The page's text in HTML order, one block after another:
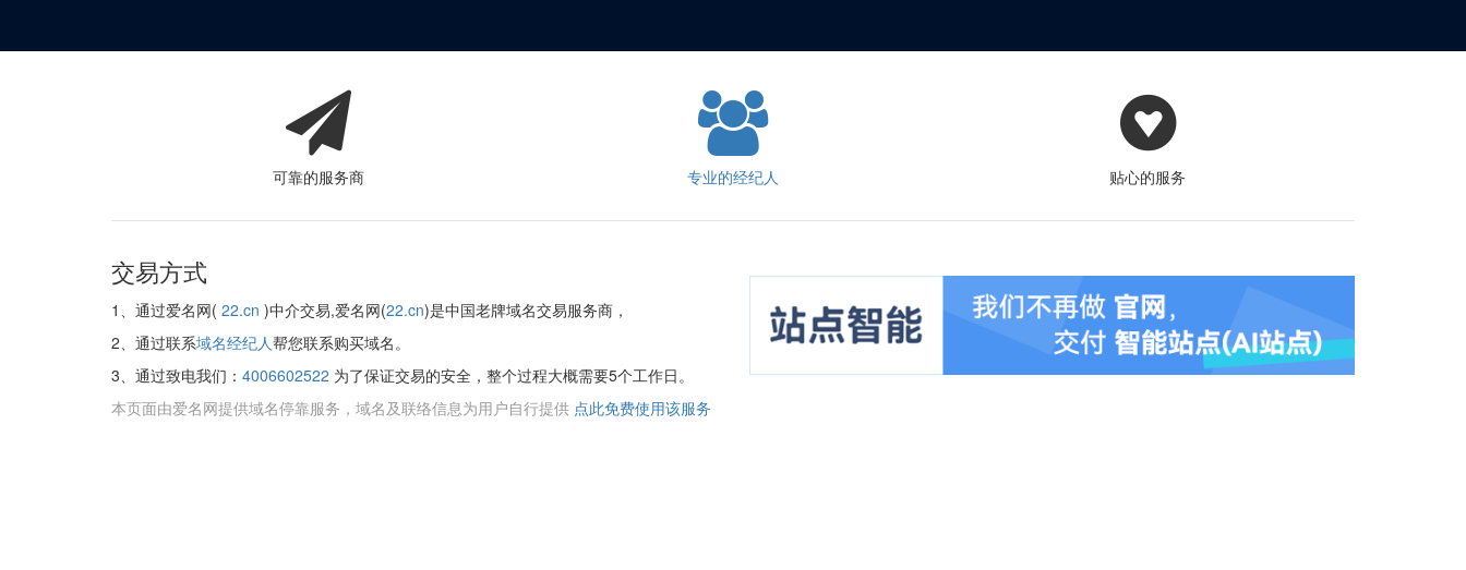
可靠的服务商 专业的经纪人 贴心的服务
交易方式
1、通过爱名网( 22.cn )中介交易,爱名网(22.cn)是中国老牌域名交易服务商，
2、通过联系域名经纪人帮您联系购买域名。
3、通过致电我们： 4006602522 为了保证交易的安全，整个过程大概需要5个工作日。
本页面由爱名网提供域名停靠服务，域名及联络信息为用户自行提供 点此免费使用该服务